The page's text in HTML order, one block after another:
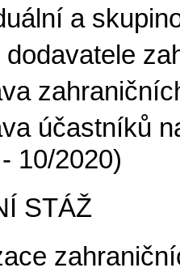
a
účastníků
10/2020)
STÁŽ